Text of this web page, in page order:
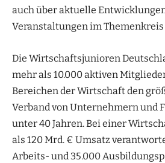
auch über aktuelle
Veranstaltungen im
Die Wirtschaftsjunioren
mehr als 10.000 aktiven
Bereichen der Wirtschaft den
Verband von Unternehmern und
unter 40 Jahren. Bei einer
als 120 Mrd. € Umsatz
Arbeits- und 35.000